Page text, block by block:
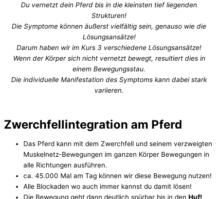
Du vernetzt dein Pferd bis in die kleinsten tief liegenden
Strukturen!
Die Symptome können äußerst vielfältig sein, genauso wie die
Lösungsansätze!
Darum haben wir im Kurs 3 verschiedene Lösungsansätze!
Wenn der Körper sich nicht vernetzt bewegt, resultiert dies in
einem Bewegungsstau.
Die individuelle Manifestation des Symptoms kann dabei stark
variieren.
Zwerchfellintegration am Pferd
Das Pferd kann mit dem Zwerchfell und seinem verzweigten
Muskelnetz-Bewegungen im ganzen Körper Bewegungen in
alle Richtungen ausführen.
ca. 45.000 Mal am Tag können wir diese Bewegung nutzen!
Alle Blockaden wo auch immer kannst du damit lösen!
Die Bewegung geht dann deutlich spürbar bis in den Huf!